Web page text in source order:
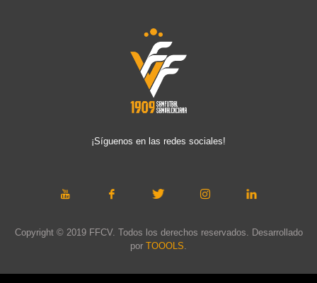
¡Síguenos en las redes sociales!
Copyright © 2019 FFCV. Todos los derechos reservados. Desarrollado
por TOOOLS.